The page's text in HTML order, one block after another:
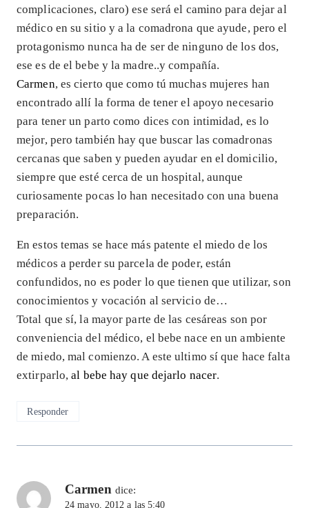
complicaciones, claro) ese será el camino para dejar al
médico en su sitio y a la comadrona que ayude, pero el
protagonismo nunca ha de ser de ninguno de los dos,
ese es de el bebe y la madre..y compañía.
Carmen, es cierto que como tú muchas mujeres han
encontrado allí la forma de tener el apoyo necesario
para tener un parto como dices con intimidad, es lo
mejor, pero también hay que buscar las comadronas
cercanas que saben y pueden ayudar en el domicilio,
siempre que esté cerca de un hospital, aunque
curiosamente pocas lo han necesitado con una buena
preparación.
En estos temas se hace más patente el miedo de los
médicos a perder su parcela de poder, están
confundidos, no es poder lo que tienen que utilizar, son
conocimientos y vocación al servicio de…
Total que sí, la mayor parte de las cesáreas son por
conveniencia del médico, el bebe nace en un ambiente
de miedo, mal comienzo. A este ultimo sí que hace falta
extirparlo,al bebe hay que dejarlo nacer.
Responder
Carmen dice:
24 mayo, 2012 a las 5:40